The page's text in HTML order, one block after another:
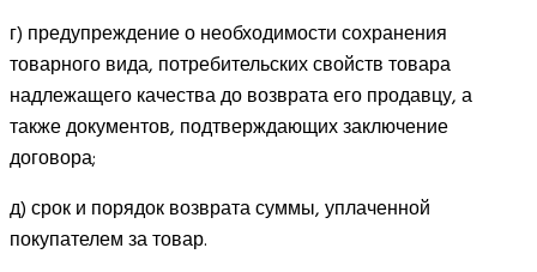
г) предупреждение о необходимости сохранения
товарного вида, потребительских свойств товара
надлежащего качества до возврата его продавцу, а
также документов, подтверждающих заключение
договора;
д) срок и порядок возврата суммы, уплаченной
покупателем за товар.